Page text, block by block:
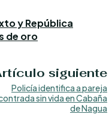
y República
de oro
siguiente
Policía identifica a pareja
sin vida en Cabaña
de Nagua